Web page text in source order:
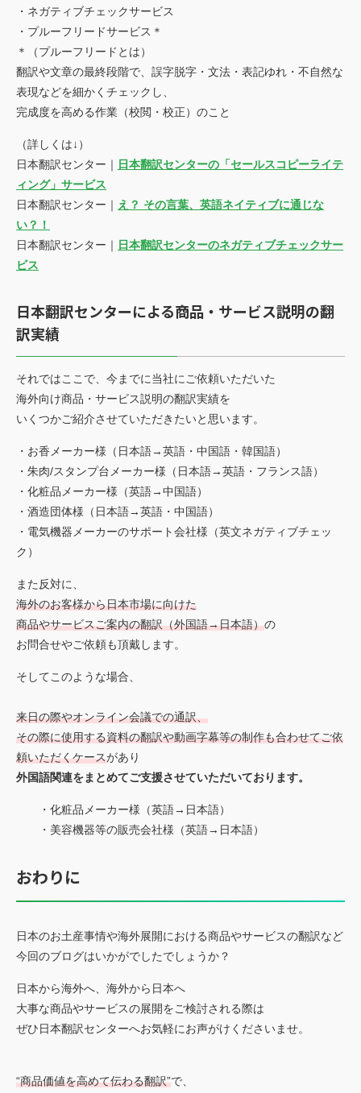
・ネガティブチェックサービス
・プルーフリードサービス＊
＊（プルーフリードとは）
翻訳や文章の最終段階で、誤字脱字・文法・表記ゆれ・不自然な
表現などを細かくチェックし、
完成度を高める作業（校閲・校正）のこと
（詳しくは↓）
日本翻訳センター｜ 日本翻訳センターの「セールスコピーライテ
ィング」サービス
日本翻訳センター｜ え？ その言葉、英語ネイティブに通じな
い？！
日本翻訳センター｜ 日本翻訳センターのネガティブチェックサー
ビス
日本翻訳センターによる商品・サービス説明の翻
訳実績
それではここで、今までに当社にご依頼いただいた
海外向け商品・サービス説明の翻訳実績を
いくつかご紹介させていただきたいと思います。
・お香メーカー様（日本語→英語・中国語・韓国語）
・朱肉/スタンプ台メーカー様（日本語→英語・フランス語）
・化粧品メーカー様（英語→中国語）
・酒造団体様（日本語→英語・中国語）
・電気機器メーカーのサポート会社様（英文ネガティブチェッ
ク）
また反対に、
海外のお客様から日本市場に向けた
商品やサービスご案内の翻訳（外国語→日本語）の
お問合せやご依頼も頂戴します。
そしてこのような場合、
来日の際やオンライン会議での通訳、
その際に使用する資料の翻訳や動画字幕等の制作も合わせてご依
頼いただくケースがあり
外国語関連をまとめてご支援させていただいております。
・化粧品メーカー様（英語→日本語）
・美容機器等の販売会社様（英語→日本語）
おわりに
日本のお土産事情や海外展開における商品やサービスの翻訳など
今回のブログはいかがでしたでしょうか？
日本から海外へ、海外から日本へ
大事な商品やサービスの展開をご検討される際は
ぜひ日本翻訳センターへお気軽にお声がけくださいませ。
“商品価値を高めて伝わる翻訳”で、